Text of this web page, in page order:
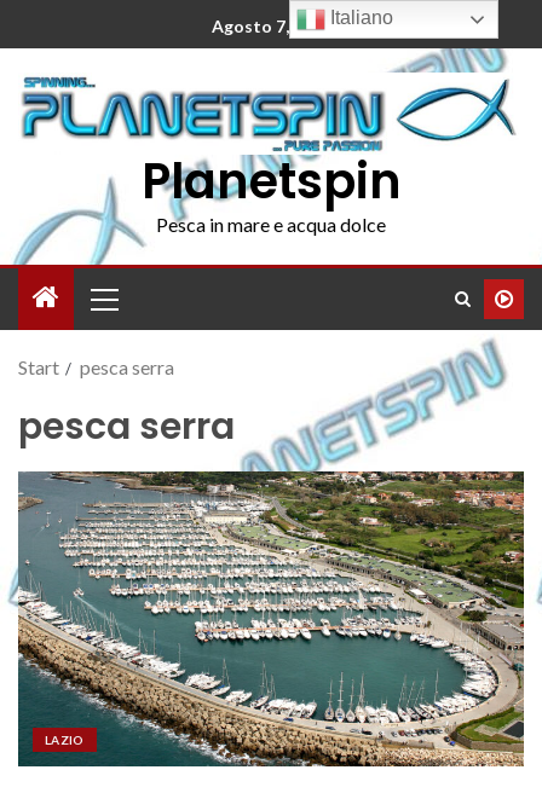
Agosto 7, 2026
Planetspin
Pesca in mare e acqua dolce
Start pesca serra
pesca serra
LAZIO
Italiano